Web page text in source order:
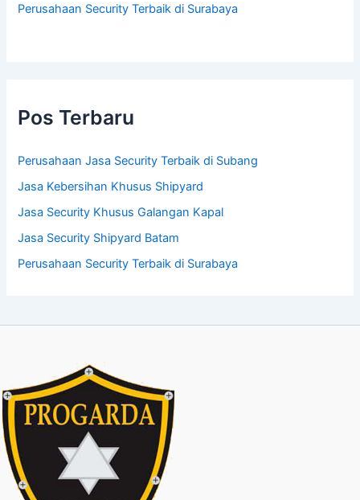
Perusahaan Security Terbaik di Surabaya
Pos Terbaru
Perusahaan Jasa Security Terbaik di Subang
Jasa Kebersihan Khusus Shipyard
Jasa Security Khusus Galangan Kapal
Jasa Security Shipyard Batam
Perusahaan Security Terbaik di Surabaya